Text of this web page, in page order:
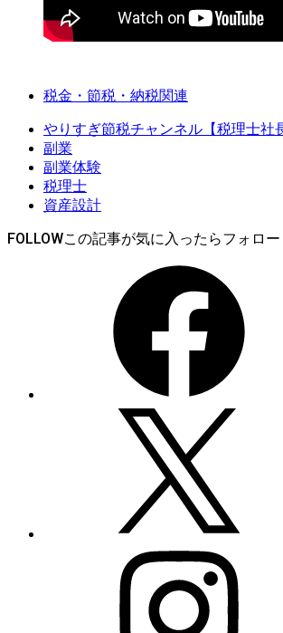
税金・節税・納税関連
やりすぎ節税チャンネル【税理士社
副業
副業体験
税理士
資産設計
FOLLOW